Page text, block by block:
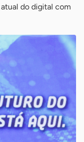
do digital com